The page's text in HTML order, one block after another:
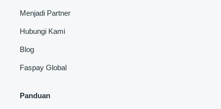
Menjadi Partner
Hubungi Kami
Blog
Faspay Global
Panduan